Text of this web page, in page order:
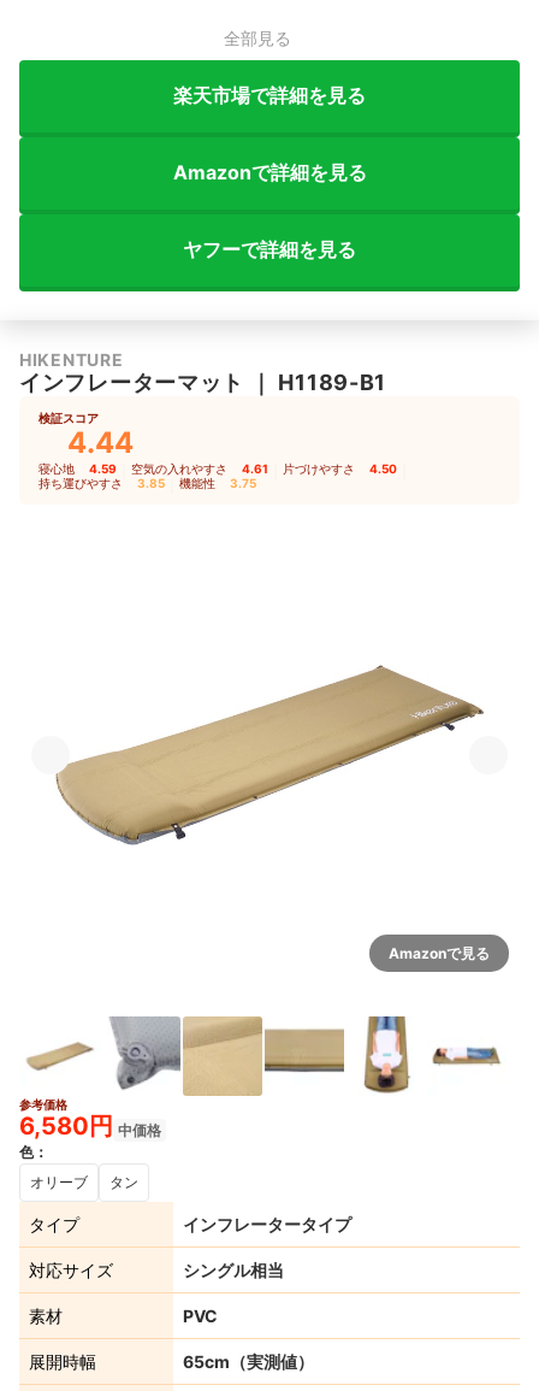
全部見る
楽天市場で詳細を見る
Amazonで詳細を見る
ヤフーで詳細を見る
HIKENTURE
インフレーターマット ｜ H1189-B1
検証スコア
4.44
寝心地 4.59 空気の入れやすさ 4.61 片づけやすさ 4.50
持ち運びやすさ 3.85 機能性 3.75
Amazonで見る
参考価格
6,580円 中価格
色：
オリーブ
タン
タイプ インフレータータイプ
対応サイズ シングル相当
素材 PVC
展開時幅 65cm（実測値）